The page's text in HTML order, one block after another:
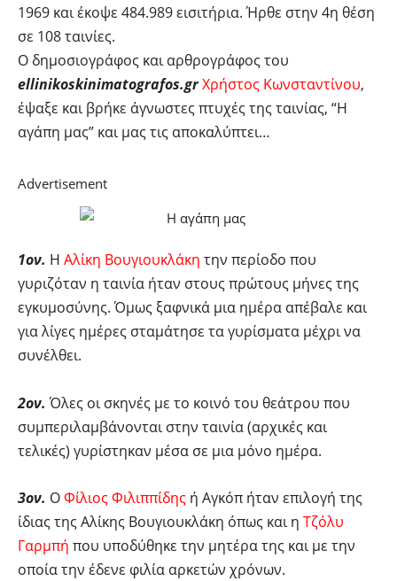
1969 και έκοψε 484.989 εισιτήρια. Ήρθε στην 4η θέση
σε 108 ταινίες.
Ο δημοσιογράφος και αρθρογράφος του
ellinikoskinimatografos.grΧρήστος Κωνσταντίνου,
έψαξε και βρήκε άγνωστες πτυχές της ταινίας, “Η
αγάπη μας” και μας τις αποκαλύπτει…
Advertisement
1ον. Η Αλίκη Βουγιουκλάκη την περίοδο που
γυριζόταν η ταινία ήταν στους πρώτους μήνες της
εγκυμοσύνης. Όμως ξαφνικά μια ημέρα απέβαλε και
για λίγες ημέρες σταμάτησε τα γυρίσματα μέχρι να
συνέλθει.
2ον. Όλες οι σκηνές με το κοινό του θεάτρου που
συμπεριλαμβάνονται στην ταινία (αρχικές και
τελικές) γυρίστηκαν μέσα σε μια μόνο ημέρα.
3ον. ΟΦίλιος Φιλιππίδης ή Αγκόπ ήταν επιλογή της
ίδιας της Αλίκης Βουγιουκλάκη όπως και η Τζόλυ
Γαρμπή που υποδύθηκε την μητέρα της και με την
οποία την έδενε φιλία αρκετών χρόνων.